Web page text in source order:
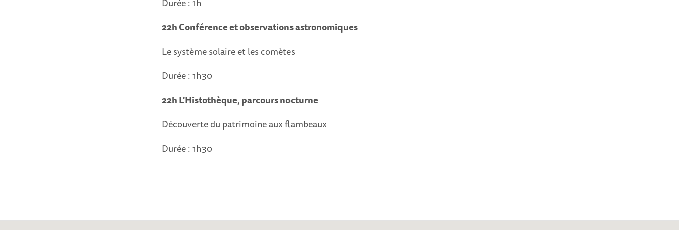
22h Conférence et observations astronomiques
Le système solaire et les comètes
Durée : 1h30
22h L'Histothèque, parcours nocturne
Découverte du patrimoine aux flambeaux
Durée : 1h30